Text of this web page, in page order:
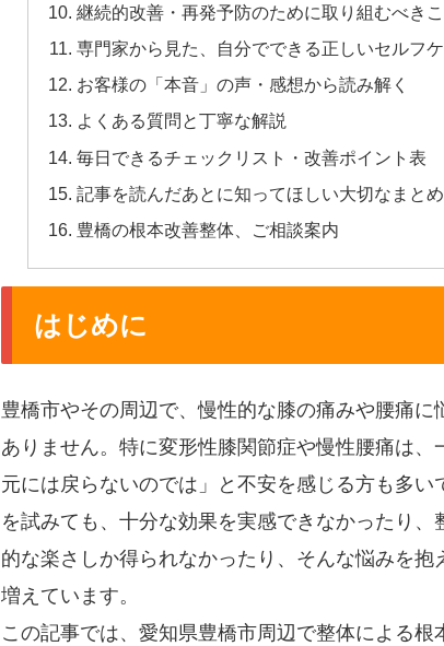
継続的改善・再発予防のために取り組むべき
専門家から見た、自分でできる正しいセルフ
お客様の「本音」の声・感想から読み解く
よくある質問と丁寧な解説
毎日できるチェックリスト・改善ポイント表
記事を読んだあとに知ってほしい大切なまとめ
豊橋の根本改善整体、ご相談案内
はじめに
豊橋市やその周辺で、慢性的な膝の痛みや腰痛に
ありません。特に変形性膝関節症や慢性腰痛は、
元には戻らないのでは」と不安を感じる方も多い
を試みても、十分な効果を実感できなかったり
的な楽さしか得られなかったり、そんな悩みを抱
増えています。
この記事では、愛知県豊橋市周辺で整体による